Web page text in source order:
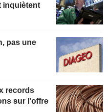
inquiètent
records
sur l'offre